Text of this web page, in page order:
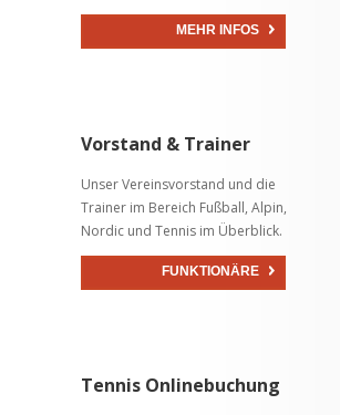
MEHR INFOS
Vorstand & Trainer
Unser Vereinsvorstand und die
Trainer im Bereich Fußball, Alpin,
Nordic und Tennis im Überblick.
FUNKTIONÄRE
Tennis Onlinebuchung